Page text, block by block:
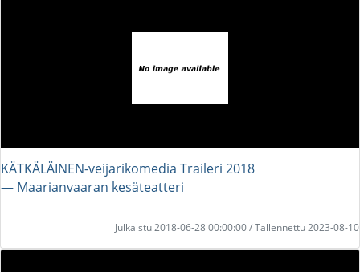
KÄTKÄLÄINEN-veijarikomedia Traileri 2018
― Maarianvaaran kesäteatteri
Julkaistu 2018-06-28 00:00:00 / Tallennettu 2023-08-10